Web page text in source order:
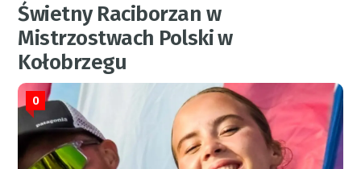
Świetny Raciborzan w
Mistrzostwach Polski w
Kołobrzegu
0